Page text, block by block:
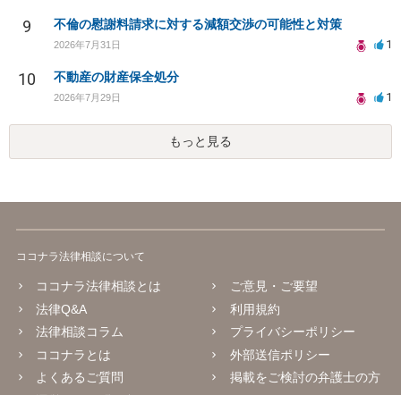
9 不倫の慰謝料請求に対する減額交渉の可能性と対策
2026年7月31日 1
10 不動産の財産保全処分
2026年7月29日 1
もっと見る
ココナラ法律相談について
ココナラ法律相談とは
法律Q&A
法律相談コラム
ココナラとは
よくあるご質問
ご意見・ご要望
利用規約
プライバシーポリシー
外部送信ポリシー
掲載をご検討の弁護士の方